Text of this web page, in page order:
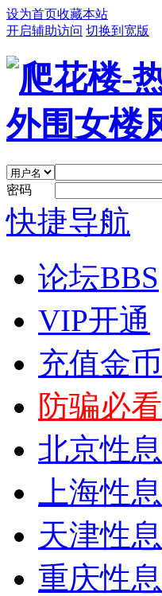
设为首页收藏本站
开启辅助访问 切换到宽版
密码
快捷导航
论坛BBS
VIP开通
充值金币
防骗必看
北京性息
上海性息
天津性息
重庆性息